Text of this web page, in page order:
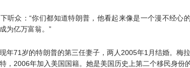
听众：“你们都知道特朗普，他看起来像是一个漫不经心
为亿万富翁。”
年71岁的特朗普的第三任妻子，两人2005年1月结婚。梅
，2006年加入美国国籍。她是美国历史上第二个移民身份的